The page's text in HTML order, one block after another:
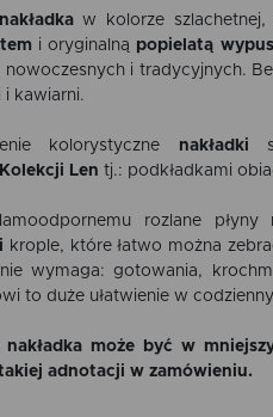
w kolorze szlachetnej,
i oryginalną popielatą
nowoczesnych i tradycyjnych.
i kawiarni.
kolorystyczne nakładki
Kolekcji Len tj.: podkładkami
rozlane
krople, które łatwo można
wymaga: gotowania,
to duże ułatwienie w
nakładka może być w
adnotacji w zamówieniu.